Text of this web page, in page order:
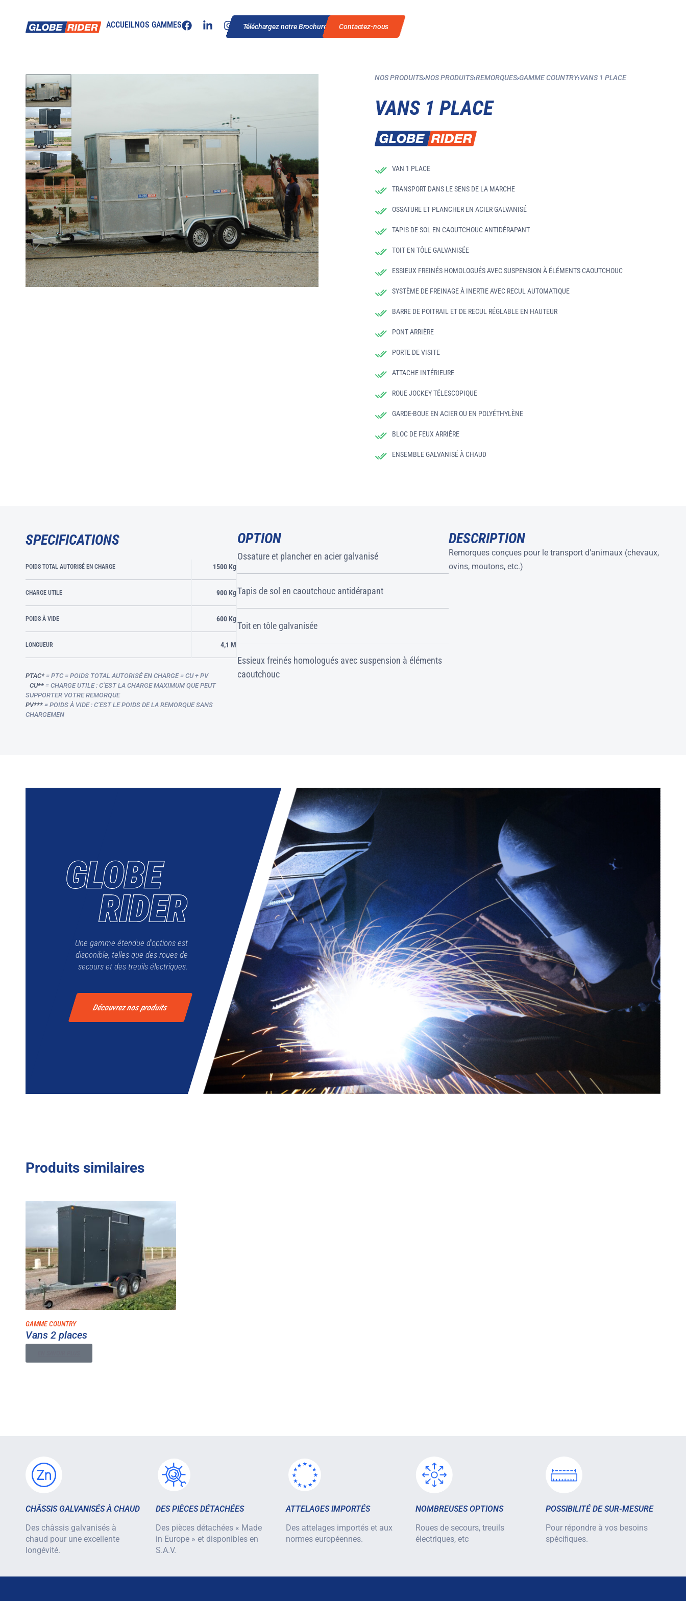
ACCUEILNOS GAMMES Téléchargez notre Brochure Contactez-nous
NOS PRODUITS›NOS PRODUITS›REMORQUES›GAMME COUNTRY›VANS 1 PLACE
VANS 1 PLACE
VAN 1 PLACE
TRANSPORT DANS LE SENS DE LA MARCHE
OSSATURE ET PLANCHER EN ACIER GALVANISÉ
TAPIS DE SOL EN CAOUTCHOUC ANTIDÉRAPANT
TOIT EN TÔLE GALVANISÉE
ESSIEUX FREINÉS HOMOLOGUÉS AVEC SUSPENSION À ÉLÉMENTS CAOUTCHOUC
SYSTÈME DE FREINAGE À INERTIE AVEC RECUL AUTOMATIQUE
BARRE DE POITRAIL ET DE RECUL RÉGLABLE EN HAUTEUR
PONT ARRIÈRE
PORTE DE VISITE
ATTACHE INTÉRIEURE
ROUE JOCKEY TÉLESCOPIQUE
GARDE-BOUE EN ACIER OU EN POLYÉTHYLÈNE
BLOC DE FEUX ARRIÈRE
ENSEMBLE GALVANISÉ À CHAUD
SPECIFICATIONS
POIDS TOTAL AUTORISÉ EN CHARGE 1500 Kg
CHARGE UTILE 900 Kg
POIDS À VIDE 600 Kg
LONGUEUR 4,1 M
PTAC* = PTC = POIDS TOTAL AUTORISÉ EN CHARGE = CU + PV
CU** = CHARGE UTILE : C’EST LA CHARGE MAXIMUM QUE PEUT
SUPPORTER VOTRE REMORQUE
PV*** = POIDS À VIDE : C’EST LE POIDS DE LA REMORQUE SANS
CHARGEMEN
OPTION
Ossature et plancher en acier galvanisé
Tapis de sol en caoutchouc antidérapant
Toit en tôle galvanisée
Essieux freinés homologués avec suspension à éléments
caoutchouc
DESCRIPTION
Remorques conçues pour le transport d’animaux (chevaux,
ovins, moutons, etc.)
Une gamme étendue d'options est
disponible, telles que des roues de
secours et des treuils électriques.
Découvrez nos produits
Produits similaires
GAMME COUNTRY
Vans 2 places
CHÂSSIS GALVANISÉS À CHAUD
Des châssis galvanisés à
chaud pour une excellente
longévité.
DES PIÈCES DÉTACHÉES
Des pièces détachées « Made
in Europe » et disponibles en
S.A.V.
ATTELAGES IMPORTÉS
Des attelages importés et aux
normes européennes.
NOMBREUSES OPTIONS
Roues de secours, treuils
électriques, etc
POSSIBILITÉ DE SUR-MESURE
Pour répondre à vos besoins
spéciﬁques.